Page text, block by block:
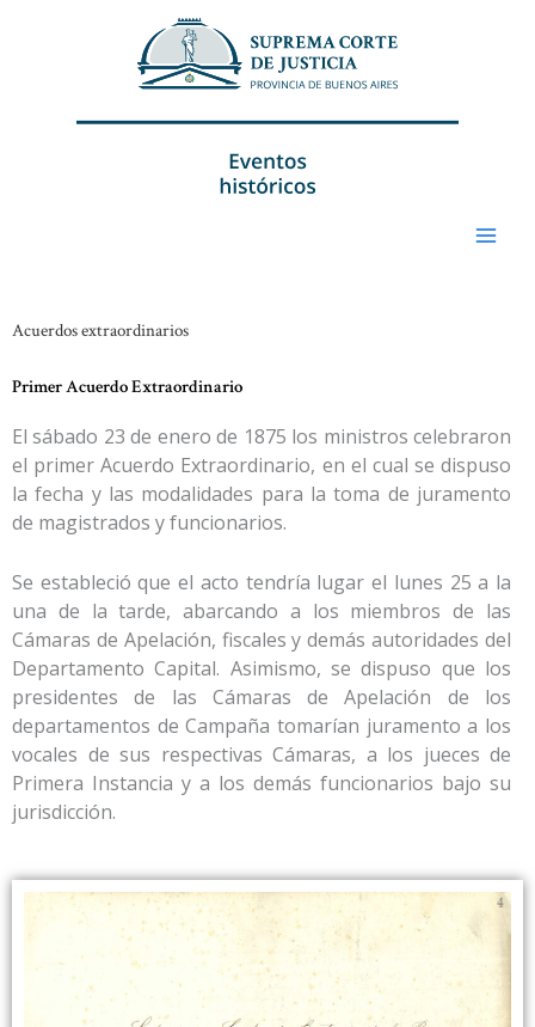
Acuerdos extraordinarios
Primer Acuerdo Extraordinario
El sábado 23 de enero de 1875 los ministros celebraron
el primer Acuerdo Extraordinario, en el cual se dispuso
la fecha y las modalidades para la toma de juramento
de magistrados y funcionarios.
Se estableció que el acto tendría lugar el lunes 25 a la
una de la tarde, abarcando a los miembros de las
Cámaras de Apelación, fiscales y demás autoridades del
Departamento Capital. Asimismo, se dispuso que los
presidentes de las Cámaras de Apelación de los
departamentos de Campaña tomarían juramento a los
vocales de sus respectivas Cámaras, a los jueces de
Primera Instancia y a los demás funcionarios bajo su
jurisdicción.